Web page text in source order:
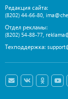
Редакция сайта:
(8202) 44-66-80,
Отдел рекламы:
(8202) 54-88-77,
Техподдержка: